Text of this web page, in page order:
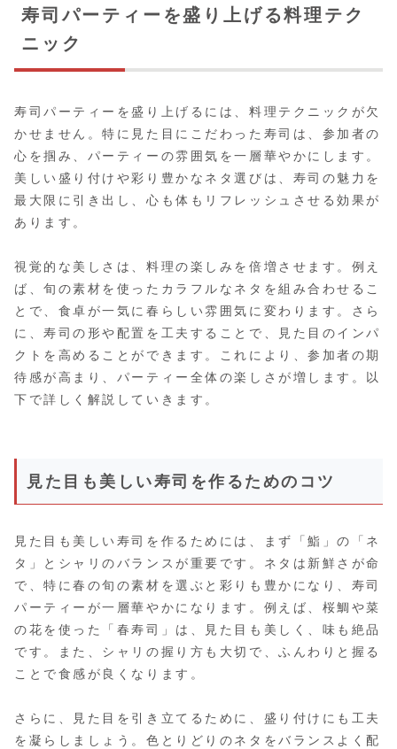
寿司パーティーを盛り上げる料理テク
ニック
寿司パーティーを盛り上げるには、料理テクニックが欠
かせません。特に見た目にこだわった寿司は、参加者の
心を掴み、パーティーの雰囲気を一層華やかにします。
美しい盛り付けや彩り豊かなネタ選びは、寿司の魅力を
最大限に引き出し、心も体もリフレッシュさせる効果が
あります。
視覚的な美しさは、料理の楽しみを倍増させます。例え
ば、旬の素材を使ったカラフルなネタを組み合わせるこ
とで、食卓が一気に春らしい雰囲気に変わります。さら
に、寿司の形や配置を工夫することで、見た目のインパ
クトを高めることができます。これにより、参加者の期
待感が高まり、パーティー全体の楽しさが増します。以
下で詳しく解説していきます。
見た目も美しい寿司を作るためのコツ
見た目も美しい寿司を作るためには、まず「鮨」の「ネ
タ」とシャリのバランスが重要です。ネタは新鮮さが命
で、特に春の旬の素材を選ぶと彩りも豊かになり、寿司
パーティーが一層華やかになります。例えば、桜鯛や菜
の花を使った「春寿司」は、見た目も美しく、味も絶品
です。また、シャリの握り方も大切で、ふんわりと握る
ことで食感が良くなります。
さらに、見た目を引き立てるために、盛り付けにも工夫
を凝らしましょう。色とりどりのネタをバランスよく配